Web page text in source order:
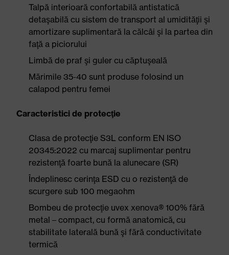
Talpă interioară confortabilă antistatică
detaşabilă cu sistem de transport al umidităţii şi
amortizare suplimentară la călcâi şi la partea din
faţă a piciorului
Limbă de praf şi guler cu căptuşeală
Mărimile 35-40 sunt produse folosind un
calapod pentru femei
Caracteristici de protecţie
Clasa de protecţie S3L conform EN ISO
20345:2022 cu marcaj suplimentar pentru
rezistenţă foarte bună la alunecare (SR)
Îndeplinesc cerinţa ESD cu o rezistenţă de
scurgere sub 100 megaohm
Bombeu de protecţie uvex xenova® 100% fără
metal – compact, cu formă anatomică, cu
stabilitate laterală bună şi fără conductivitate
termică